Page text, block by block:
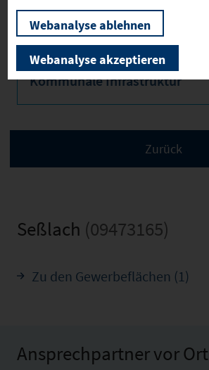
Verkehrsinfrastruktur
Kommunale Infrastruktur
Seßlach (09473165)
Zu den Gewerbeflächen (1)
Ansprechpartner vor Ort
Webanalyse ablehnen
Webanalyse akzeptieren